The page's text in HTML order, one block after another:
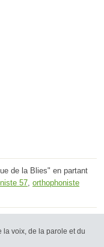
de la Blies" en partant
57, orthophoniste
la voix, de la parole et du